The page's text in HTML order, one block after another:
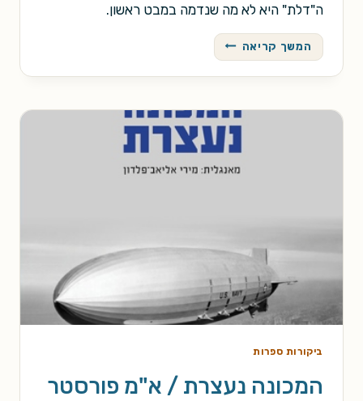
ה"דלת" היא לא מה שנדמה במבט ראשון.
המשך קריאה הקפל
/
פיטר
ביקורות ספרות
המכונה נעצרת / א"מ פורסטר